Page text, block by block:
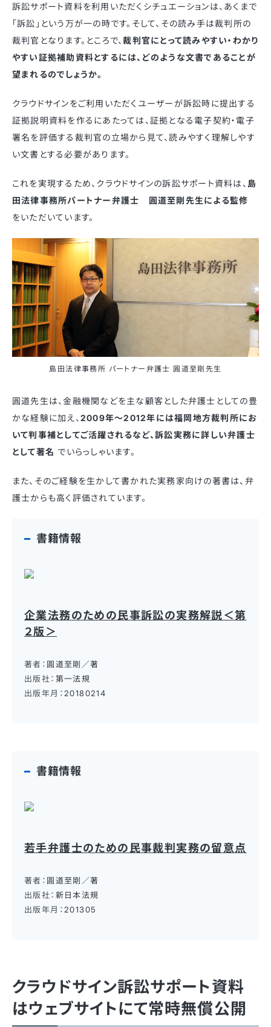
訴訟サポート資料を利用いただくシチュエーションは、あくまで
「訴訟」という万が一の時です。そして、その読み手は裁判所の
裁判官となります。ところで、裁判官にとって読みやすい・わかり
やすい証拠補助資料とするには、どのような文書であることが
望まれるのでしょうか。
クラウドサインをご利用いただくユーザーが訴訟時に提出する
証拠説明資料を作るにあたっては、証拠となる電子契約・電子
署名を評価する裁判官の立場から見て、読みやすく理解しやす
い文書とする必要があります。
これを実現するため、クラウドサインの訴訟サポート資料は、 島
田法律事務所パートナー弁護士 圓道至剛先生による監修
をいただいています。
島田法律事務所 パートナー弁護士 圓道至剛先生
圓道先生は、金融機関などを主な顧客とした弁護士としての豊
かな経験に加え、 2009年〜2012年には福岡地方裁判所にお
いて判事補としてご活躍されるなど、訴訟実務に詳しい弁護士
として著名 でいらっしゃいます。
また、そのご経験を生かして書かれた実務家向けの著書は、弁
護士からも高く評価されています。
書籍情報
企業法務のための民事訴訟の実務解説＜第
２版＞
著者： 圓道至剛／著
出版社： 第一法規
出版年月： 20180214
書籍情報
若手弁護士のための民事裁判実務の留意点
著者： 圓道至剛／著
出版社： 新日本法規
出版年月： 201305
クラウドサイン訴訟サポート資料
はウェブサイトにて常時無償公開